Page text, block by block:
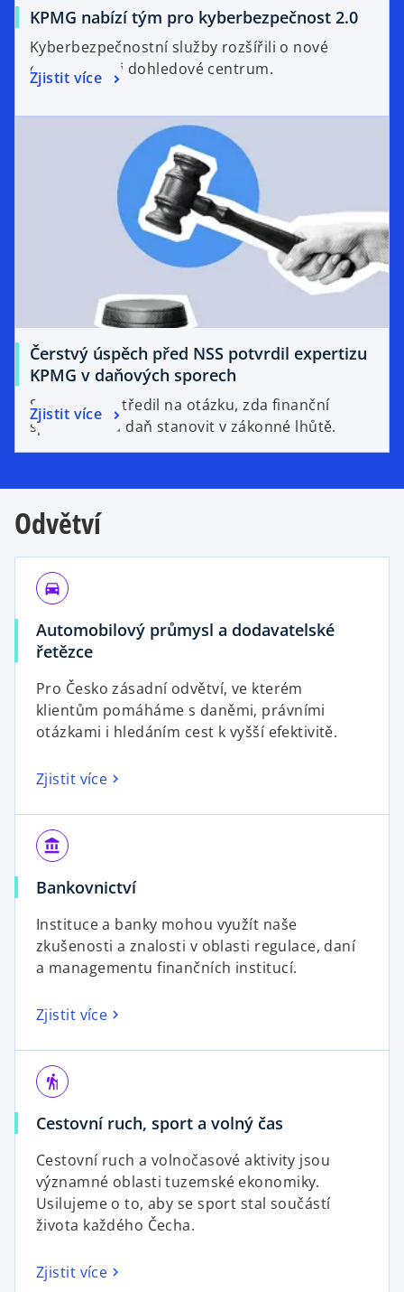
KPMG nabízí tým pro kyberbezpečnost 2.0
Kyberbezpečnostní služby rozšířili o nové
oblasti. Mají i dohledové centrum.
Zjistit více
Čerstvý úspěch před NSS potvrdil expertizu
KPMG v daňových sporech
Spor se soustředil na otázku, zda finanční
správa stihla daň stanovit v zákonné lhůtě.
Zjistit více
Odvětví
directions_car
Automobilový průmysl a dodavatelské
řetězce
Pro Česko zásadní odvětví, ve kterém
klientům pomáháme s daněmi, právními
otázkami i hledáním cest k vyšší efektivitě.
Zjistit více
account_balance
Bankovnictví
Instituce a banky mohou využít naše
zkušenosti a znalosti v oblasti regulace, daní
a managementu finančních institucí.
Zjistit více
hiking
Cestovní ruch, sport a volný čas
Cestovní ruch a volnočasové aktivity jsou
významné oblasti tuzemské ekonomiky.
Usilujeme o to, aby se sport stal součástí
života každého Čecha.
Zjistit více